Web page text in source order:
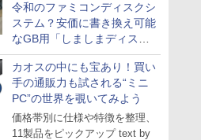
令和のファミコンディスクシ
ステム？安価に書き換え可能
なGB用「しましまディスク
システム」
カオスの中にも宝あり！買い
手の通販力も試される“ミニ
PC”の世界を覗いてみよう
価格帯別に仕様や特徴を整理、
11製品をピックアップ text by